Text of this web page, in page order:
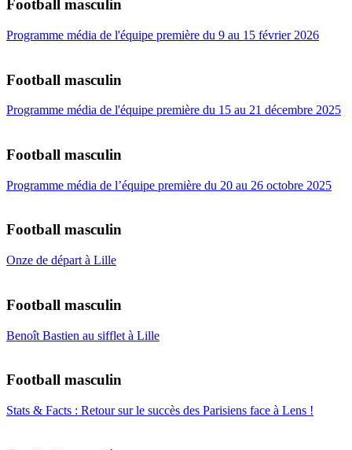
Football masculin
Programme média de l'équipe première du 9 au 15 février 2026
Football masculin
Programme média de l'équipe première du 15 au 21 décembre 2025
Football masculin
Programme média de l’équipe première du 20 au 26 octobre 2025
Football masculin
Onze de départ à Lille
Football masculin
Benoît Bastien au sifflet à Lille
Football masculin
Stats & Facts : Retour sur le succès des Parisiens face à Lens !